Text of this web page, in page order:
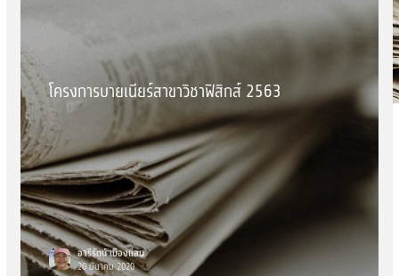
โครงการบายเนียร์สาขาวิชาฟิสิกส์ 2563
อารีรัตน์ เมืองแสน
20 มีนาคม 2020